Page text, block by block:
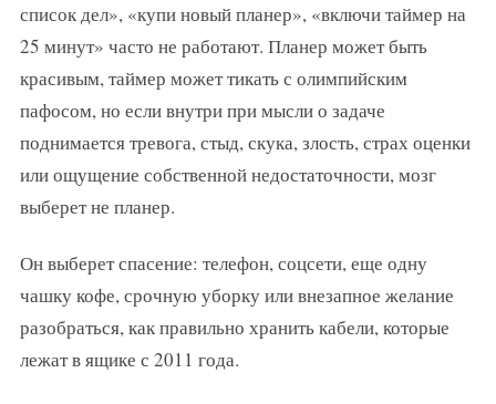
список дел», «купи новый планер», «включи таймер на
25 минут» часто не работают. Планер может быть
красивым, таймер может тикать с олимпийским
пафосом, но если внутри при мысли о задаче
поднимается тревога, стыд, скука, злость, страх оценки
или ощущение собственной недостаточности, мозг
выберет не планер.
Он выберет спасение: телефон, соцсети, еще одну
чашку кофе, срочную уборку или внезапное желание
разобраться, как правильно хранить кабели, которые
лежат в ящике с 2011 года.